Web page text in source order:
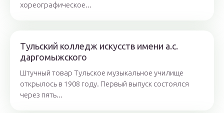
хореографическое...
Тульский колледж искусств имени а.с.
даргомыжского
Штучный товар Тульское музыкальное училище
открылось в 1908 году. Первый выпуск состоялся
через пять...